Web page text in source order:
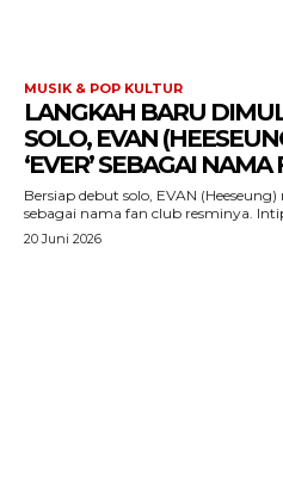
MUSIK & POP KULTUR
LANGKAH BARU
SOLO, EVAN
‘EVER’ SEBAGAI
Bersiap debut solo, EVAN
sebagai nama fan club resminya.
20 Juni 2026